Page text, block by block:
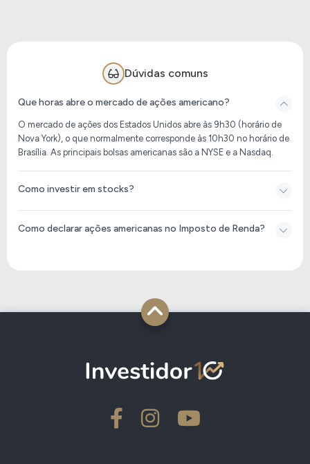
Dúvidas comuns
Que horas abre o mercado de ações americano?
O mercado de ações dos Estados Unidos abre às 9h30 (horário de
Nova York), o que normalmente corresponde às 10h30 no horário de
Brasília. As principais bolsas americanas são a NYSE e a Nasdaq.
Como investir em stocks?
Como declarar ações americanas no Imposto de Renda​?